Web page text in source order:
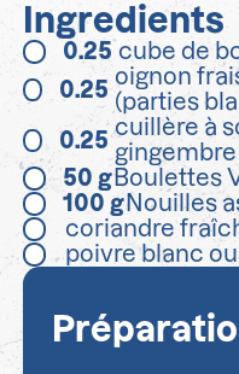
Ingredients
0.25 cube de
0.25 oignon
(parties
0.25 cuillère à
50 g Boulettes
100 gNouilles
coriandre
poivre blanc